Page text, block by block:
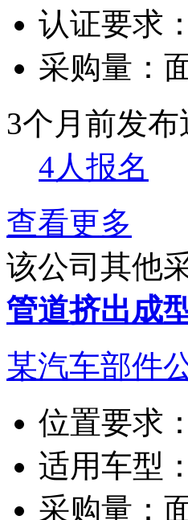
认证要求：
采购量：
3个月前发布
4人报名
查看更多
该公司其他
管道挤出成
某汽车部件
位置要求：
适用车型：
采购量：